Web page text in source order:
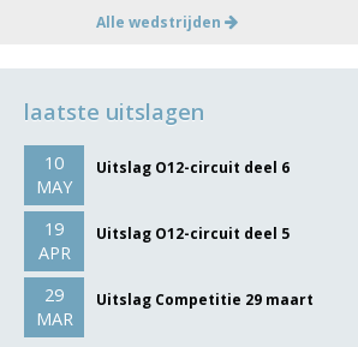
Alle wedstrijden
laatste uitslagen
10
MAY
Uitslag O12-circuit deel 6
19
APR
Uitslag O12-circuit deel 5
29
MAR
Uitslag Competitie 29 maart